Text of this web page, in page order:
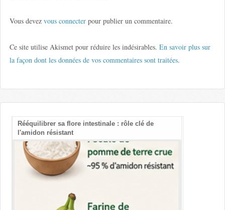
Vous devez vous connecterpour publier un commentaire.
Ce site utilise Akismet pour réduire les indésirables. En savoir plus sur
la façon dont les données de vos commentaires sont traitées.
Rééquilibrer sa flore intestinale : rôle clé de
l'amidon résistant